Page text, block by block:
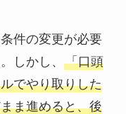
件の変更が必要
しかし、 「口頭
でやり取りした
ま進めると、後